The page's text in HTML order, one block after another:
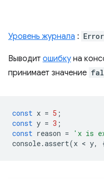
Уровень журнала : Error
Выводит ошибку на
принимает значение
const x = 5 ;
const y = 3 ;
const reason = 'x is
console.assert(x < y,